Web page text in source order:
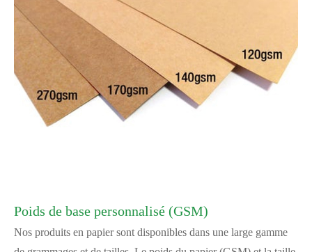
Poids de base personnalisé (GSM)
Nos produits en papier sont disponibles dans une large gamme